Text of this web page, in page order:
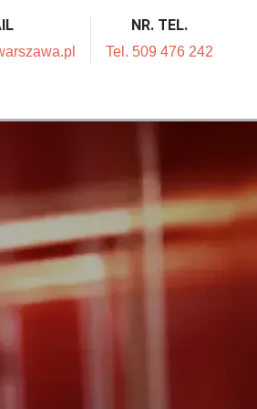
NR. TEL.
Tel. 509 476 242